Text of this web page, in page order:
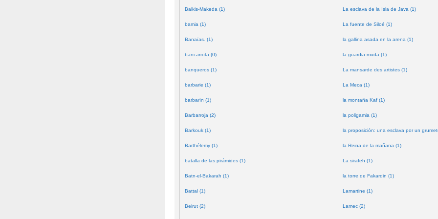
Balkis-Makeda (1)
bamia (1)
Banaïas. (1)
bancarrota (0)
banqueros (1)
barbarie (1)
barbarín (1)
Barbarroja (2)
Barkouk (1)
Barthélemy (1)
batalla de las pirámides (1)
Batn-el-Bakarah (1)
Battal (1)
Beirut (2)
La esclava de la Isla de Java (1)
La fuente de Siloé (1)
la gallina asada en la arena (1)
la guardia muda (1)
La mansarde des artistes (1)
La Meca (1)
la montaña Kaf (1)
la poligamia (1)
la proposición: una esclava por un
la Reina de la mañana (1)
La sirafeh (1)
la torre de Fakardin (1)
Lamartine (1)
Lamec (2)